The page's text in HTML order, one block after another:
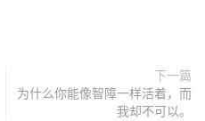
下一篇
为什么你能像智障一样活着，而
我却不可以。